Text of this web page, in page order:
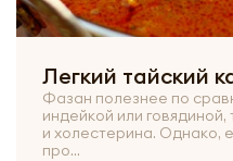
Легкий тайский
Фазан полезнее по
индейкой или
и холестерина. Однако,
про...